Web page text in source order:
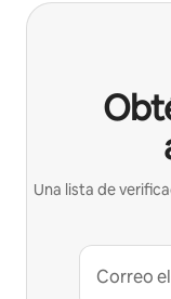
Una lista de
Correo